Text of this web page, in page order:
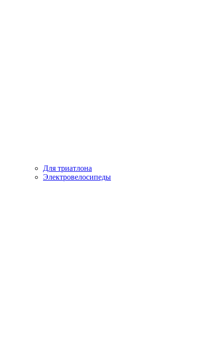
Для триатлона
Электровелосипеды